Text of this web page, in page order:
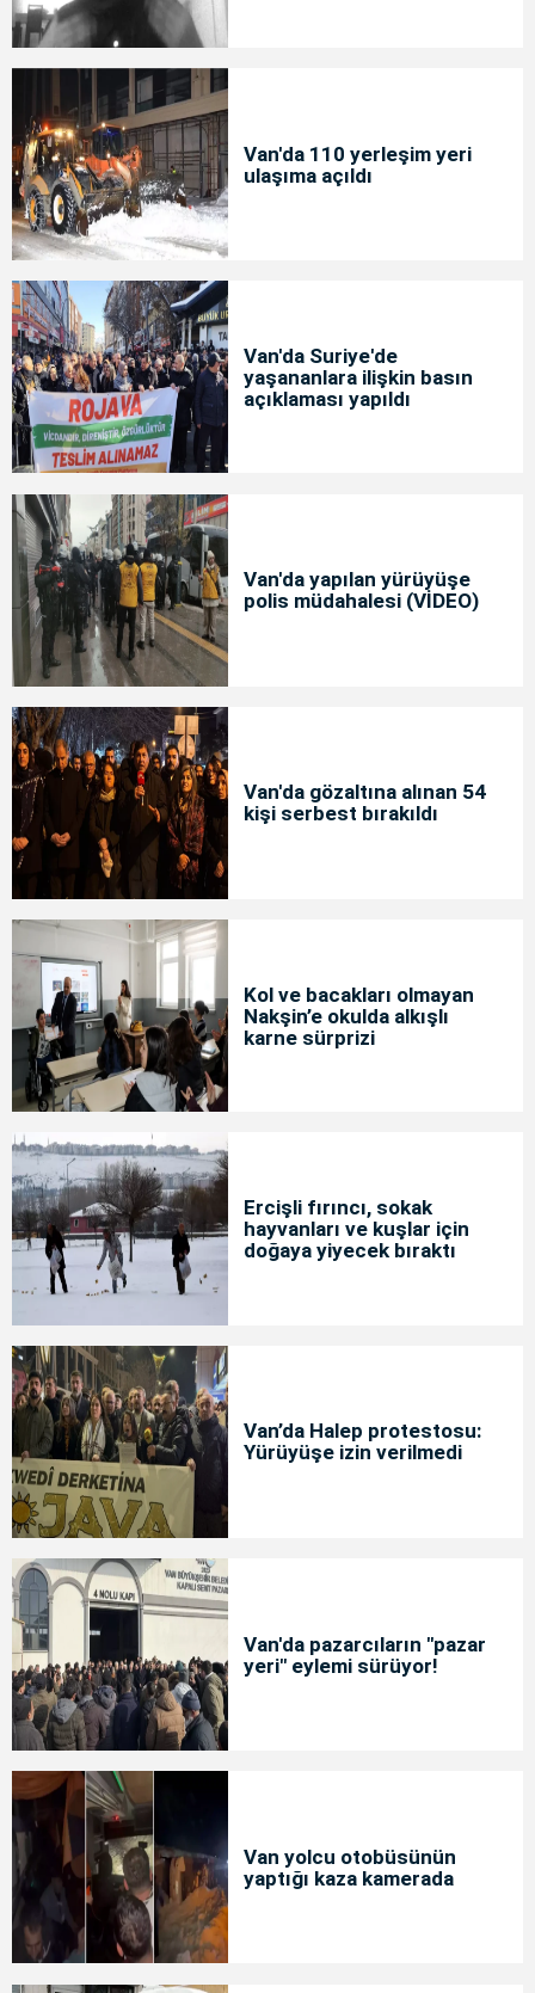
Van'da 110 yerleşim yeri
ulaşıma açıldı
Van'da Suriye'de
yaşananlara ilişkin basın
açıklaması yapıldı
Van'da yapılan yürüyüşe
polis müdahalesi (VİDEO)
Van'da gözaltına alınan 54
kişi serbest bırakıldı
Kol ve bacakları olmayan
Nakşin’e okulda alkışlı
karne sürprizi
Ercişli fırıncı, sokak
hayvanları ve kuşlar için
doğaya yiyecek bıraktı
Van’da Halep protestosu:
Yürüyüşe izin verilmedi
Van'da pazarcıların "pazar
yeri" eylemi sürüyor!
Van yolcu otobüsünün
yaptığı kaza kamerada